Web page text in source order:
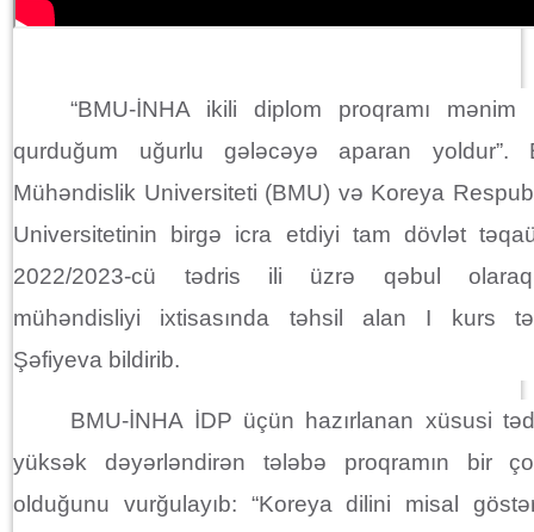
“BMU-İNHA ikili diplom proqramı mənim
qurduğum uğurlu gələcəyə aparan yoldur”.
Mühəndislik Universiteti (BMU) və Koreya
Universitetinin birgə icra etdiyi tam dövlət
2022/2023-cü tədris ili üzrə qəbul
mühəndisliyi ixtisasında təhsil alan I kurs
Şəfiyeva bildirib.
BMU-İNHA İDP üçün hazırlanan xüsusi
yüksək dəyərləndirən tələbə proqramın bir
olduğunu vurğulayıb: “Koreya dilini misal